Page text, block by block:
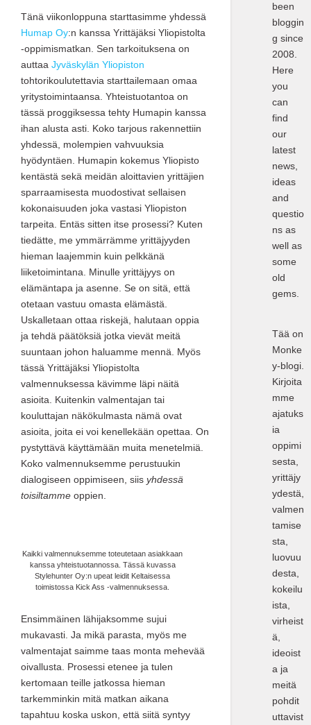
Tänä viikonloppuna starttasimme yhdessä
Humap Oy:n kanssa Yrittäjäksi Yliopistolta
-oppimismatkan. Sen tarkoituksena on
auttaa Jyväskylän Yliopiston
tohtorikoulutettavia starttailemaan omaa
yritystoimintaansa. Yhteistuotantoa on
tässä proggiksessa tehty Humapin kanssa
ihan alusta asti. Koko tarjous rakennettiin
yhdessä, molempien vahvuuksia
hyödyntäen. Humapin kokemus Yliopisto
kentästä sekä meidän aloittavien yrittäjien
sparraamisesta muodostivat sellaisen
kokonaisuuden joka vastasi Yliopiston
tarpeita. Entäs sitten itse prosessi? Kuten
tiedätte, me ymmärrämme yrittäjyyden
hieman laajemmin kuin pelkkänä
liiketoimintana. Minulle yrittäjyys on
elämäntapa ja asenne. Se on sitä, että
otetaan vastuu omasta elämästä.
Uskalletaan ottaa riskejä, halutaan oppia
ja tehdä päätöksiä jotka vievät meitä
suuntaan johon haluamme mennä. Myös
tässä Yrittäjäksi Yliopistolta
valmennuksessa kävimme läpi näitä
asioita. Kuitenkin valmentajan tai
kouluttajan näkökulmasta nämä ovat
asioita, joita ei voi kenellekään opettaa. On
pystyttävä käyttämään muita menetelmiä.
Koko valmennuksemme perustuukin
dialogiseen oppimiseen, siis yhdessä
toisiltamme oppien.
Kaikki valmennuksemme toteutetaan asiakkaan
kanssa yhteistuotannossa. Tässä kuvassa
Stylehunter Oy:n upeat leidit Keltaisessa
toimistossa Kick Ass -valmennuksessa.
Ensimmäinen lähijaksomme sujui
mukavasti. Ja mikä parasta, myös me
valmentajat saimme taas monta mehevää
oivallusta. Prosessi etenee ja tulen
kertomaan teille jatkossa hieman
tarkemminkin mitä matkan aikana
tapahtuu koska uskon, että siitä syntyy
been
bloggin
g since
2008.
Here
you
can
find
our
latest
news,
ideas
and
questio
ns as
well as
some
old
gems.
Tää on
Monke
y-blogi.
Kirjoita
mme
ajatuks
ia
oppimi
sesta,
yrittäjy
ydestä,
valmen
tamise
sta,
luovuu
desta,
kokeilu
ista,
virheist
ä,
ideoist
a ja
meitä
pohdit
uttavist